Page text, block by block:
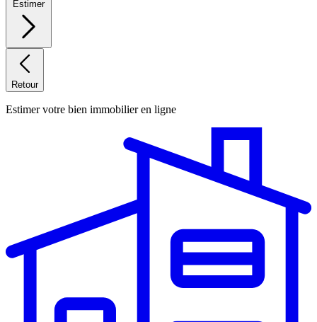
Estimer
Retour
Estimer votre bien immobilier en ligne